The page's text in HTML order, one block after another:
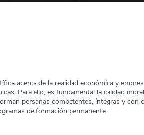
acerca de la realidad económica y
Para ello, es fundamental la calidad
personas competentes, íntegras y con
de formación permanente.